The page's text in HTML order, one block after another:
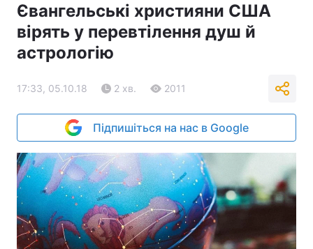
Євангельські християни США
вірять у перевтілення душ й
астрологію
17:33, 05.10.18 2 хв. 2011
Підпишіться на нас в Google